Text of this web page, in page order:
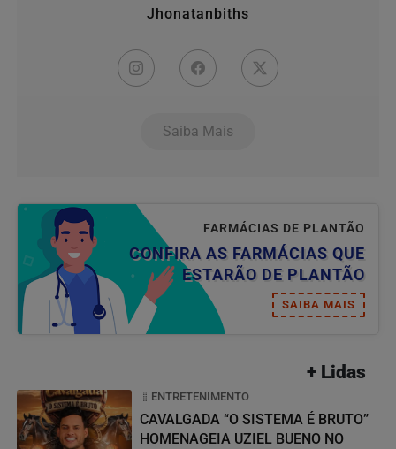
Jhonatanbiths
Saiba Mais
FARMÁCIAS DE PLANTÃO
CONFIRA AS FARMÁCIAS QUE
ESTARÃO DE PLANTÃO
SAIBA MAIS
+ Lidas
ENTRETENIMENTO
CAVALGADA “O SISTEMA É BRUTO”
HOMENAGEIA UZIEL BUENO NO